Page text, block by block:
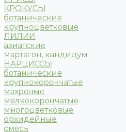
КРОКУСЫ
ботанические
крупноцветковые
ЛИЛИИ
азиатские
мартагон, кандидум
НАРЦИССЫ
ботанические
крупнокорончатые
махровые
мелкокорончатые
многоцветковые
орхидейные
смесь